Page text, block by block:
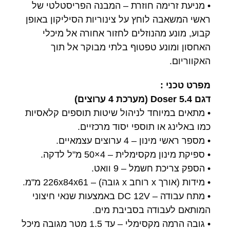
• מניעת זרימה חוזרת – המבנה הפריסטלטי של
ראשי המשאבה לוחץ על צינוריות הסיליקון באופן
קבוע, מונע מהנוזלים לחזור אחורה אל מיכלי
האחסון ומונע טפטוף בלתי מבוקר אל תוך
האקווריום.
מפרט טכני :
דגם Doser 5.4 (מערכת 4 ערוצים)
• מתאים במיוחד לניהול שיטות תוספים קלאסיות
כמו באלינג או תוספי יסוד מרכזיים.
• מספר ראשי מינון – 4 ערוצים עצמאיים.
• ספיקת מינון מקסימלית – 4×50 מ"ל לדקה.
• הספק צריכת חשמל – 9 וואט.
• מידות (אורך x רוחב x גובה) – 226x84x61 מ"מ.
• מתח עבודה – DC 12V באמצעות שנאי חיצוני
המותאם לעבודה בסביבת מים.
• גובה הרמה מקסימלי – עד 1.5 מטר מגובה מיכל